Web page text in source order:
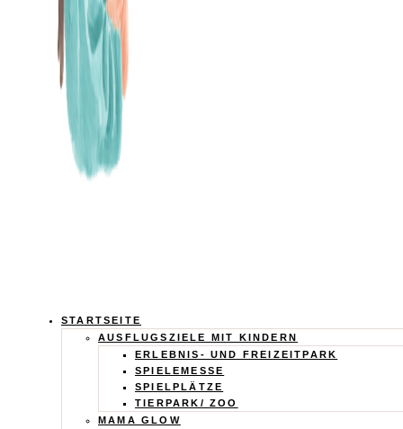
Calistas
Traum
STARTSEITE
AUSFLUGSZIELE MIT KINDERN
ERLEBNIS- UND FREIZEITPARK
SPIELEMESSE
SPIELPLÄTZE
TIERPARK/ ZOO
MAMA GLOW